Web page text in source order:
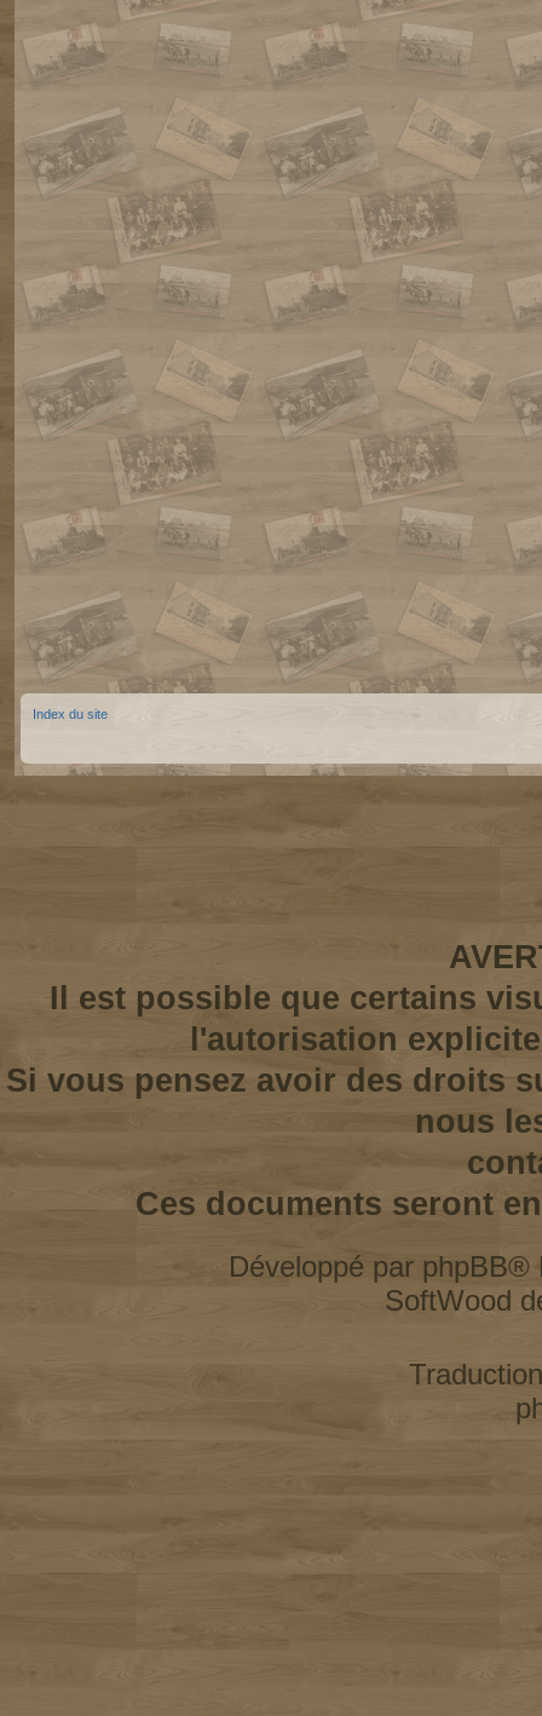
Index du site
Il est possible que certains
l'autorisation
Si vous pensez avoir des droits
nous
Ces documents seront
Développé par phpBB®
SoftWood